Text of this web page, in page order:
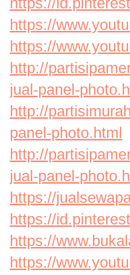
https://
https://
http://
jual-panel-
http://
panel-photo.html
http://
jual-panel-
https://
https://
https://
https://